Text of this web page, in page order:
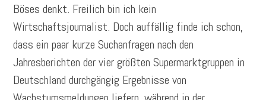
Böses denkt. Freilich bin ich kein
Wirtschaftsjournalist. Doch auffällig finde ich schon,
dass ein paar kurze Suchanfragen nach den
Jahresberichten der vier größten Supermarktgruppen in
Deutschland durchgängig Ergebnisse von